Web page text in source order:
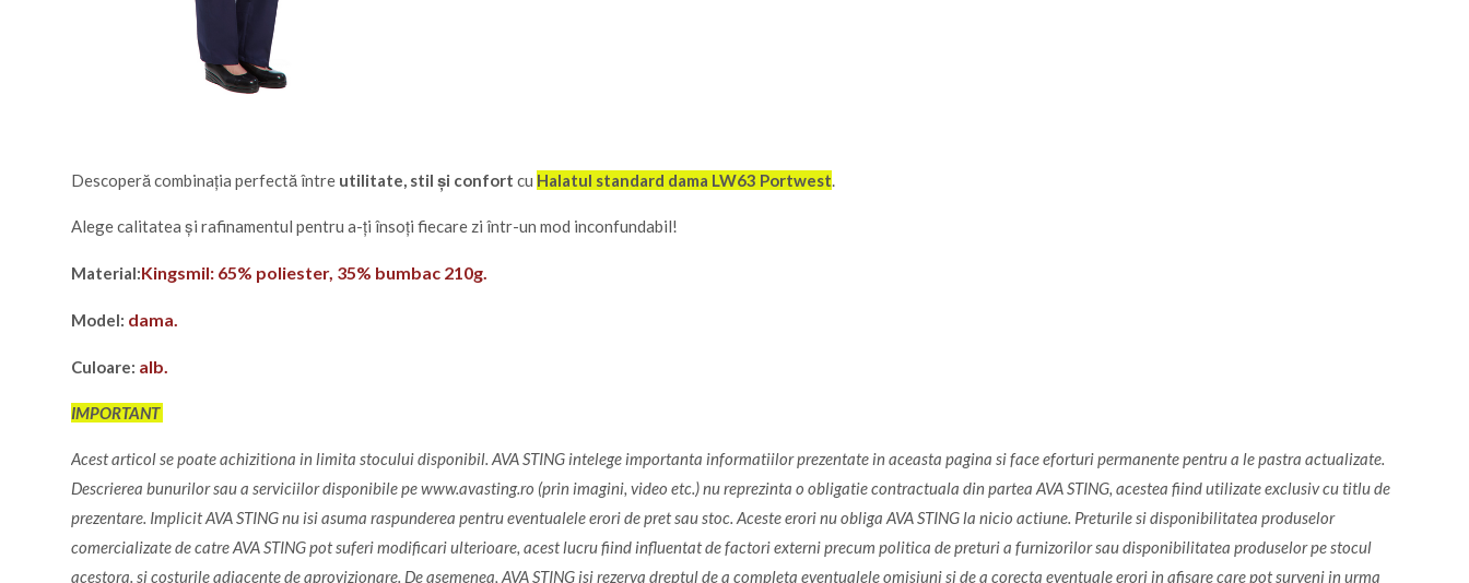
Descoperă combinația perfectă între utilitate, stil și confort cu Halatul standard dama LW63 Portwest.
Alege calitatea și rafinamentul pentru a-ți însoți fiecare zi într-un mod inconfundabil!
Material:Kingsmil: 65% poliester, 35% bumbac 210g.
Model: dama.
Culoare: alb.
IMPORTANT
Acest articol se poate achizitiona in limita stocului disponibil. AVA STING intelege importanta informatiilor prezentate in aceasta pagina si face eforturi permanente pentru a le pastra actualizate.
Descrierea bunurilor sau a serviciilor disponibile pe www.avasting.ro (prin imagini, video etc.) nu reprezinta o obligatie contractuala din partea AVA STING, acestea fiind utilizate exclusiv cu titlu de
prezentare. Implicit AVA STING nu isi asuma raspunderea pentru eventualele erori de pret sau stoc. Aceste erori nu obliga AVA STING la nicio actiune. Preturile si disponibilitatea produselor
comercializate de catre AVA STING pot suferi modificari ulterioare, acest lucru fiind influentat de factori externi precum politica de preturi a furnizorilor sau disponibilitatea produselor pe stocul
acestora. si costurile adiacente de aprovizionare. De asemenea, AVA STING isi rezerva dreptul de a completa eventualele omisiuni si de a corecta eventuale erori in afisare care pot surveni in urma